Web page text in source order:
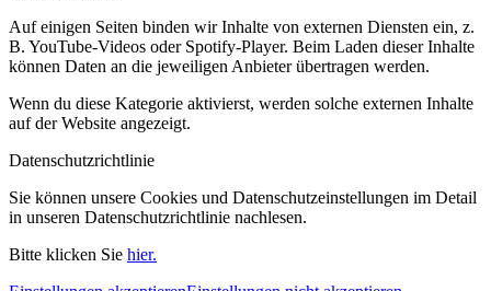
Auf einigen Seiten binden wir Inhalte von externen Diensten ein, z.
B. YouTube-Videos oder Spotify-Player. Beim Laden dieser Inhalte
können Daten an die jeweiligen Anbieter übertragen werden.
Wenn du diese Kategorie aktivierst, werden solche externen Inhalte
auf der Website angezeigt.
Datenschutzrichtlinie
Sie können unsere Cookies und Datenschutzeinstellungen im Detail
in unseren Datenschutzrichtlinie nachlesen.
Bitte klicken Sie hier.